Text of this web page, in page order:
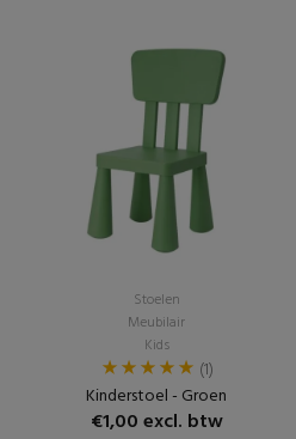
Stoelen
Meubilair
Kids
(1)
Kinderstoel - Groen
€1,00 excl. btw